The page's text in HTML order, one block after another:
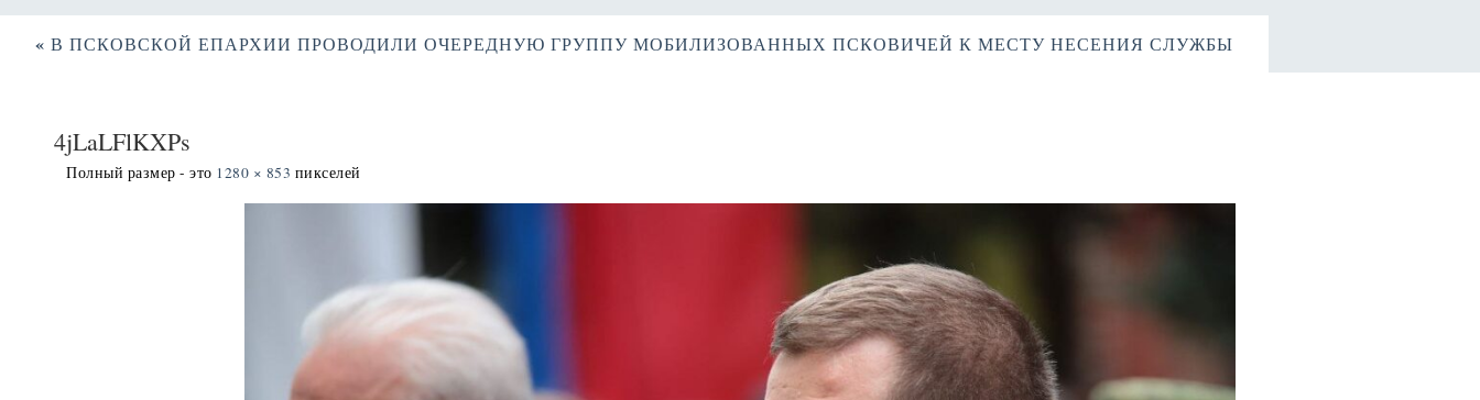
« В ПСКОВСКОЙ ЕПАРХИИ ПРОВОДИЛИ ОЧЕРЕДНУЮ ГРУППУ МОБИЛИЗОВАННЫХ ПСКОВИЧЕЙ К МЕСТУ НЕСЕНИЯ СЛУЖБЫ
4jLaLFlKXPs
Полный размер - это 1280 × 853 пикселей